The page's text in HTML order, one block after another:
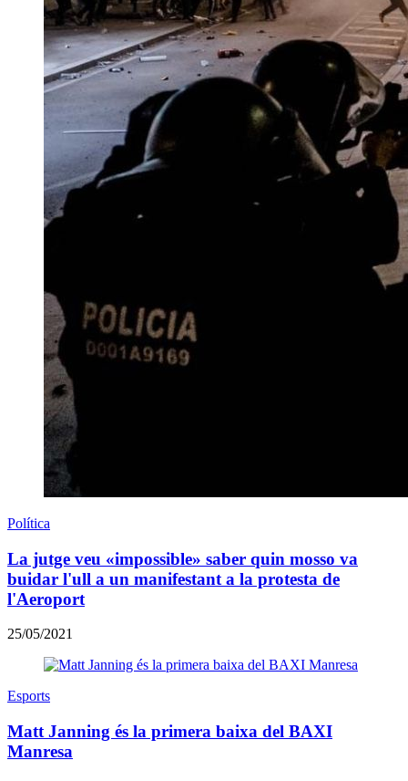
Política
La jutge veu «impossible» saber quin mosso va
buidar l'ull a un manifestant a la protesta de
l'Aeroport
25/05/2021
Esports
Matt Janning és la primera baixa del BAXI
Manresa